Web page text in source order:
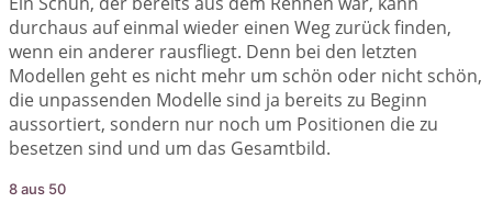
durchaus auf einmal wieder einen Weg zurück finden,
wenn ein anderer rausfliegt. Denn bei den letzten
Modellen geht es nicht mehr um schön oder nicht schön,
die unpassenden Modelle sind ja bereits zu Beginn
aussortiert, sondern nur noch um Positionen die zu
besetzen sind und um das Gesamtbild.
8 aus 50